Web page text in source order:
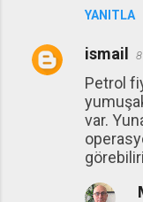
YANITLA
ismail
Petrol
var.